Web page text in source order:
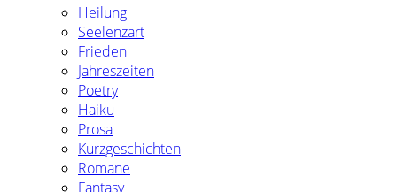
Heilung
Seelenzart
Frieden
Jahreszeiten
Poetry
Haiku
Prosa
Kurzgeschichten
Romane
Fantasy